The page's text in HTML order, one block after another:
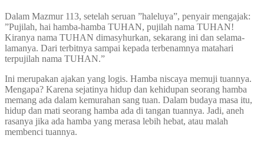
Dalam Mazmur 113, setelah seruan ”haleluya”, penyair mengajak:
”Pujilah, hai hamba-hamba TUHAN, pujilah nama TUHAN!
Kiranya nama TUHAN dimasyhurkan, sekarang ini dan selama-
lamanya. Dari terbitnya sampai kepada terbenamnya matahari
terpujilah nama TUHAN.”
Ini merupakan ajakan yang logis. Hamba niscaya memuji tuannya.
Mengapa? Karena sejatinya hidup dan kehidupan seorang hamba
memang ada dalam kemurahan sang tuan. Dalam budaya masa itu,
hidup dan mati seorang hamba ada di tangan tuannya. Jadi, aneh
rasanya jika ada hamba yang merasa lebih hebat, atau malah
membenci tuannya.